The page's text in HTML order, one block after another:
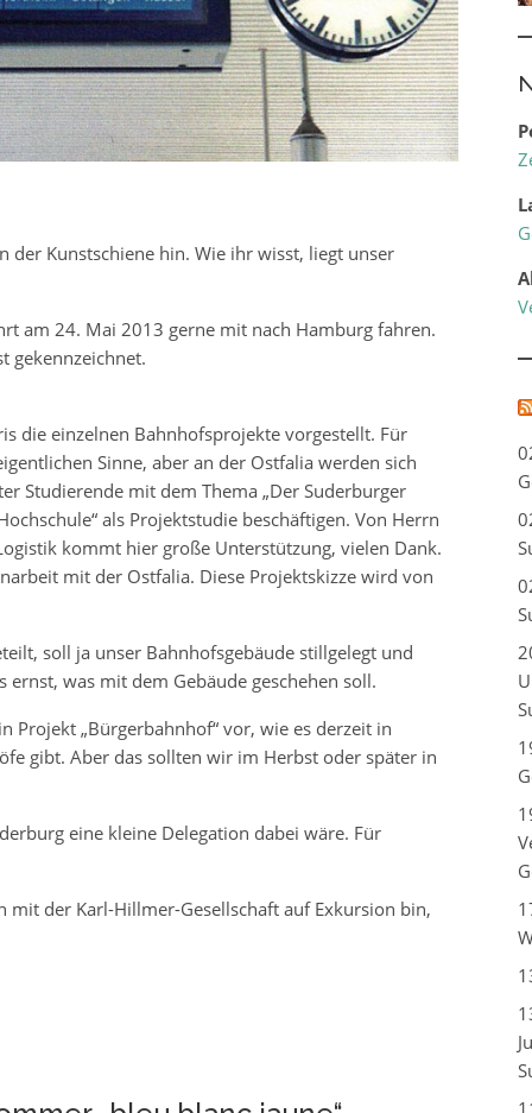
Kunstschiene hin. Wie ihr wisst, liegt unser
am 24. Mai 2013 gerne mit nach Hamburg fahren.
gekennzeichnet.
die einzelnen Bahnhofsprojekte vorgestellt. Für
Sinne, aber an der Ostfalia werden sich
Studierende mit dem Thema „Der Suderburger
als Projektstudie beschäftigen. Von Herrn
kommt hier große Unterstützung, vielen Dank.
mit der Ostfalia. Diese Projektskizze wird von
soll ja unser Bahnhofsgebäude stillgelegt und
was mit dem Gebäude geschehen soll.
„Bürgerbahnhof“ vor, wie es derzeit in
gibt. Aber das sollten wir im Herbst oder später in
eine kleine Delegation dabei wäre. Für
der Karl-Hillmer-Gesellschaft auf Exkursion bin,